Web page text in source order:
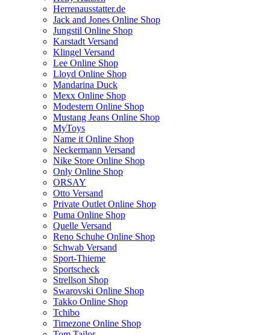
Herrenausstatter.de
Jack and Jones Online Shop
Jungstil Online Shop
Karstadt Versand
Klingel Versand
Lee Online Shop
Lloyd Online Shop
Mandarina Duck
Mexx Online Shop
Modestern Online Shop
Mustang Jeans Online Shop
MyToys
Name it Online Shop
Neckermann Versand
Nike Store Online Shop
Only Online Shop
ORSAY
Otto Versand
Private Outlet Online Shop
Puma Online Shop
Quelle Versand
Reno Schuhe Online Shop
Schwab Versand
Sport-Thieme
Sportscheck
Strellson Shop
Swarovski Online Shop
Takko Online Shop
Tchibo
Timezone Online Shop